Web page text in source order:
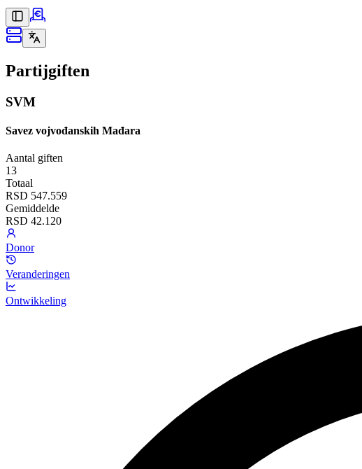
Partijgiften
SVM
Savez vojvođanskih Mađara
Aantal giften
13
Totaal
RSD 547.559
Gemiddelde
RSD 42.120
Donor
Veranderingen
Ontwikkeling